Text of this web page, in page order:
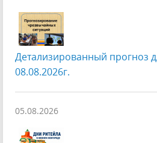
Детализированный прогноз
08.08.2026г.
05.08.2026